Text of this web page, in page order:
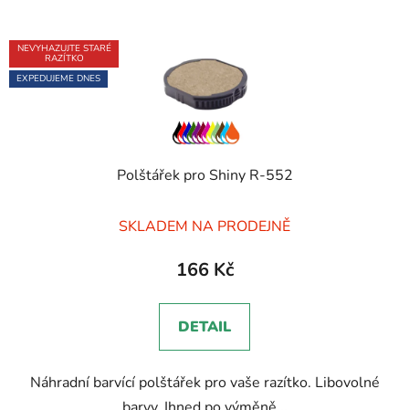
NEVYHAZUJTE STARÉ
RAZÍTKO
EXPEDUJEME DNES
Polštářek pro Shiny R-552
hodnocení
produktu
5,0
z
hvězdiček.
SKLADEM NA PRODEJNĚ
166 Kč
DETAIL
Náhradní barvící polštářek pro vaše razítko. Libovolné